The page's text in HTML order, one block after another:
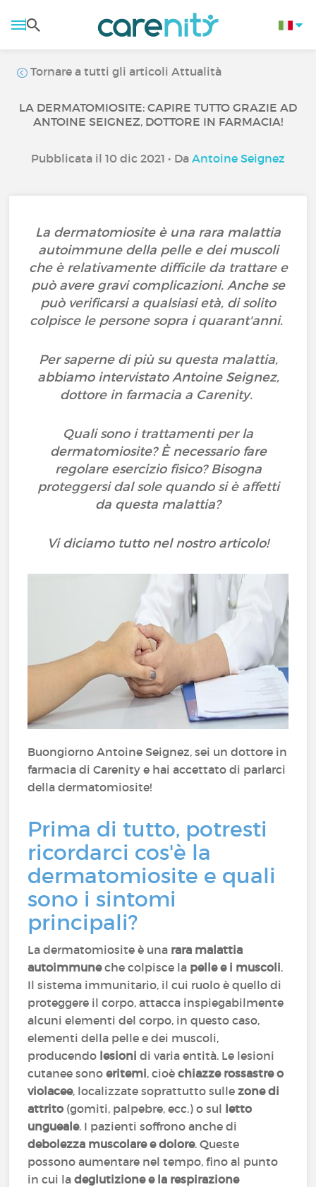
Tornare a tutti gli articoli Attualità
LA DERMATOMIOSITE: CAPIRE TUTTO GRAZIE AD
ANTOINE SEIGNEZ, DOTTORE IN FARMACIA!
Pubblicata il 10 dic 2021 • Da Antoine Seignez
La dermatomiosite è una rara malattia
autoimmune della pelle e dei muscoli
che è relativamente difficile da trattare e
può avere gravi complicazioni. Anche se
può verificarsi a qualsiasi età, di solito
colpisce le persone sopra i quarant'anni.
Per saperne di più su questa malattia,
abbiamo intervistato Antoine Seignez,
dottore in farmacia a Carenity.
Quali sono i trattamenti per la
dermatomiosite? È necessario fare
regolare esercizio fisico? Bisogna
proteggersi dal sole quando si è affetti
da questa malattia?
Vi diciamo tutto nel nostro articolo!
Buongiorno Antoine Seignez, sei un dottore in
farmacia di Carenity e hai accettato di parlarci
della dermatomiosite!
Prima di tutto, potresti
ricordarci cos'è la
dermatomiosite e quali
sono i sintomi
principali?
La dermatomiosite è una rara malattia
autoimmuneche colpisce la pelle e i muscoli.
Il sistema immunitario, il cui ruolo è quello di
proteggere il corpo, attacca inspiegabilmente
alcuni elementi del corpo, in questo caso,
elementi della pelle e dei muscoli,
producendo lesioni di varia entità. Le lesioni
cutanee sonoeritemi, cioèchiazze rossastre o
violacee, localizzate soprattutto sullezone di
attrito (gomiti, palpebre, ecc.) o sul letto
ungueale. I pazienti soffrono anche di
debolezza muscolare e dolore. Queste
possono aumentare nel tempo, fino al punto
in cui ladeglutizione e la respirazione